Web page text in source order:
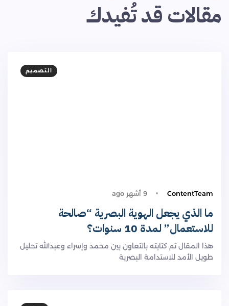
مقالات قد تُفيدك
التصميم
ContentTeam 9 أشهر ago
ما الذي يجعل الهوية البصرية “صالحة
للاستعمال” لمدة 10 سنوات؟
هذا المقال تم كتابته بالتعاون بين محمد وإسراء وعبدالله تحليل
طويل الأمد للاستدامة البصرية